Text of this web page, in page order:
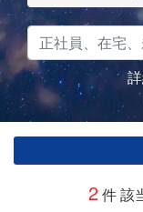
2件 該